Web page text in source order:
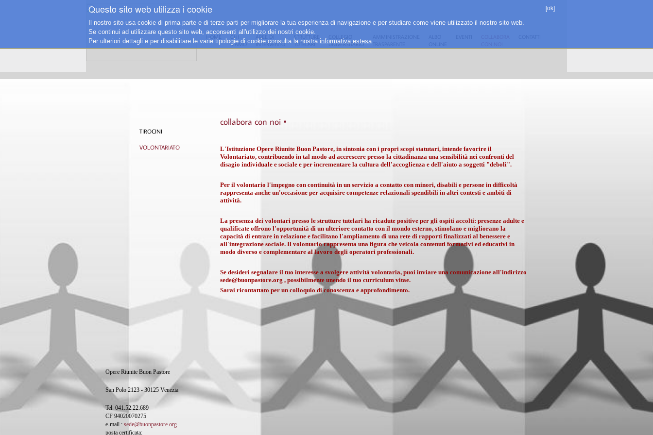
Questo sito web utilizza i cookie [ok]
Il nostro sito usa cookie di prima parte e di terze parti per migliorare la tua esperienza di navigazione e per studiare come viene utilizzato il nostro sito web.
Se continui ad utilizzare questo sito web, acconsenti all'utilizzo dei nostri cookie.
Per ulteriori dettagli e per disabilitare le varie tipologie di cookie consulta la nostra informativa estesa.
HOME
CHI
SIAMO
AREE DI
INTERVENTO
STRUTTURE
TUTELARI
COLLEGIO
UNIVERSITARIO
TRASPARENTE
Opere Riunite Buon Pastore
San Polo 2123 - 30125 Venezia
Tel. 041.52.22.689
CF 94020070275
e-mail : sede@buonpastore.org
posta certificata:
TIROCINI
VOLONTARIATO
collabora con noi •
L'Istituzione Opere Riunite Buon Pastore, in sintonia con i propri scopi statutari, intende favorire il
Volontariato, contribuendo in tal modo ad accrescere presso la cittadinanza una sensibilità nei confronti del
disagio individuale e sociale e per incrementare la cultura dell'accoglienza e dell'aiuto a soggetti "deboli".
Per il volontario l'impegno con continuità in un servizio a contatto con minori, disabili e persone in difficoltà
rappresenta anche un'occasione per acquisire competenze relazionali spendibili in altri contesti e ambiti di
attività.
La presenza dei volontari presso le strutture tutelari ha ricadute positive per gli ospiti accolti: presenze adulte e
qualificate offrono l'opportunità di un ulteriore contatto con il mondo esterno, stimolano e migliorano la
capacità di entrare in relazione e facilitano l'ampliamento di una rete di rapporti finalizzati al benessere e
all'integrazione sociale. Il volontario rappresenta una figura che veicola contenuti formativi ed educativi in
modo diverso e complementare al lavoro degli operatori professionali.
Se desideri segnalare il tuo interesse a svolgere attività volontaria, puoi inviare una comunicazione all'indirizzo
sede@buonpastore.org , possibilmente unendo il tuo curriculum vitae.
Sarai ricontattato per un colloquio di conoscenza e approfondimento.